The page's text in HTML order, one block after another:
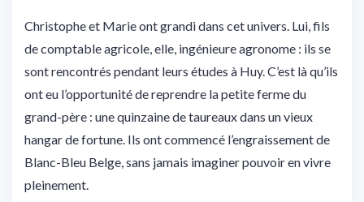
Christophe et Marie ont grandi dans cet univers. Lui, fils
de comptable agricole, elle, ingénieure agronome : ils se
sont rencontrés pendant leurs études à Huy. C’est là qu’ils
ont eu l’opportunité de reprendre la petite ferme du
grand-père : une quinzaine de taureaux dans un vieux
hangar de fortune. Ils ont commencé l’engraissement de
Blanc-Bleu Belge, sans jamais imaginer pouvoir en vivre
pleinement.